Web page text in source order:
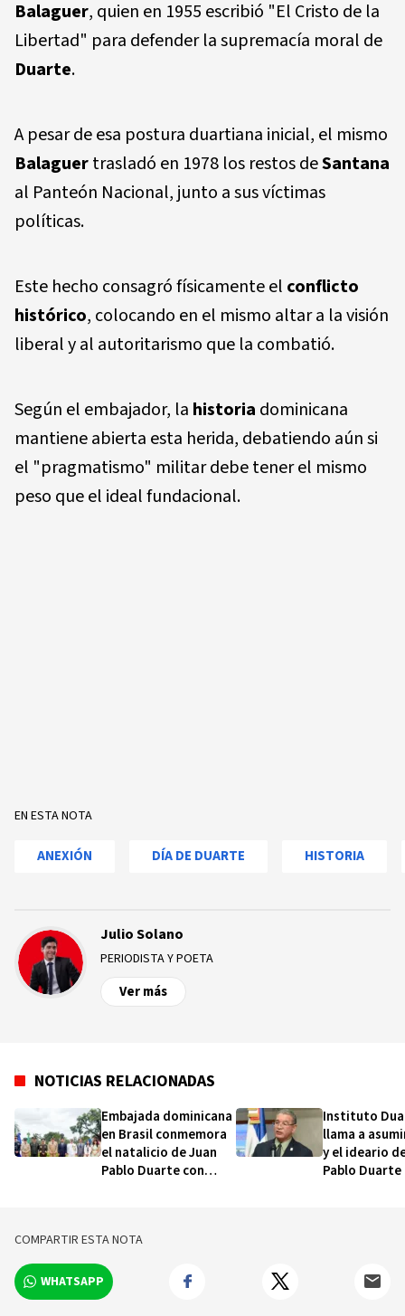
Balaguer, quien en 1955 escribió "El Cristo de la
Libertad" para defender la supremacía moral de
Duarte.
A pesar de esa postura duartiana inicial, el mismo
Balaguertrasladó en 1978 los restos deSantana
al Panteón Nacional, junto a sus víctimas
políticas.
Este hecho consagró físicamente el conflicto
histórico, colocando en el mismo altar a la visión
liberal y al autoritarismo que la combatió.
Según el embajador, la historia dominicana
mantiene abierta esta herida, debatiendo aún si
el "pragmatismo" militar debe tener el mismo
peso que el ideal fundacional.
EN ESTA NOTA
ANEXIÓN DÍA DE DUARTE HISTORIA
Julio Solano
PERIODISTA Y POETA
Ver más
NOTICIAS RELACIONADAS
Embajada dominicana
en Brasil conmemora
el natalicio de Juan
Pablo Duarte con
Instituto
llama a
y el ideario
Pablo Duarte
COMPARTIR ESTA NOTA
WHATSAPP